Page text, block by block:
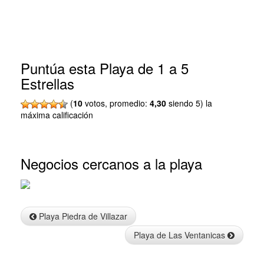
Puntúa esta Playa de 1 a 5
Estrellas
(10 votos, promedio: 4,30 siendo 5) la
máxima calificación
Negocios cercanos a la playa
InfoPlaya Piedra de Villazar
Playa de Las Ventanicas